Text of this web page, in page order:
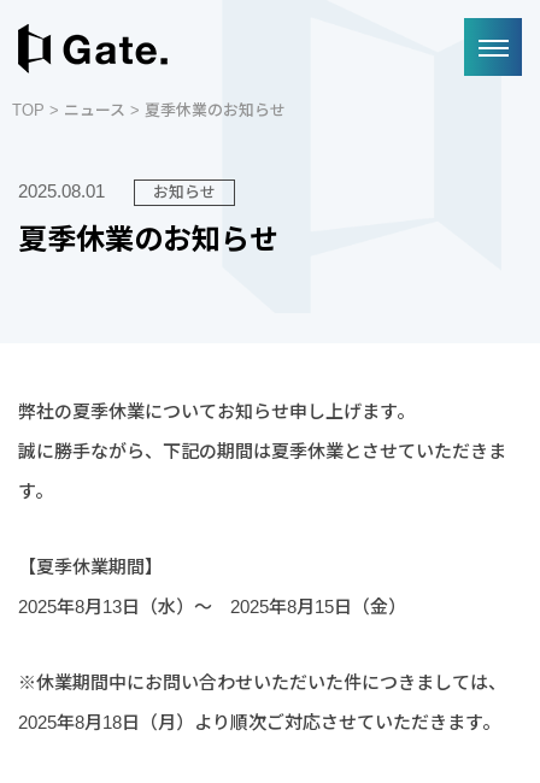
TOP > ニュース > 夏季休業のお知らせ
2025.08.01 お知らせ
夏季休業のお知らせ
弊社の夏季休業についてお知らせ申し上げます。
誠に勝手ながら、下記の期間は夏季休業とさせていただきま
す。
【夏季休業期間】
2025年8月13日（水）～ 2025年8月15日（金）
※休業期間中にお問い合わせいただいた件につきましては、
2025年8月18日（月）より順次ご対応させていただきます。